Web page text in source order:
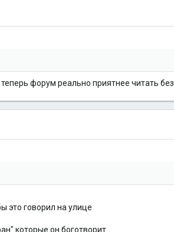
форум реально приятнее читать
это говорил на улице
которые он боготворит